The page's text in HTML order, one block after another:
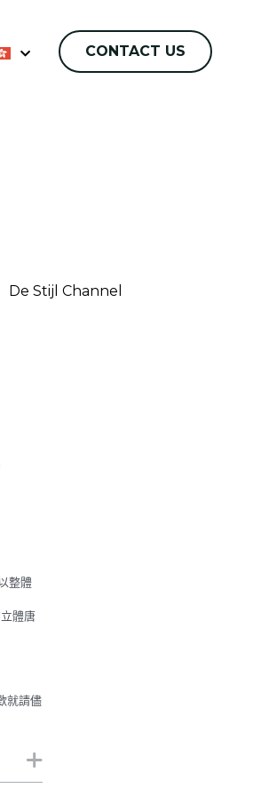
De Stijl Channel
CONTACT US
De Stijl Channel
CONTACT US
整體
體唐
就請儘